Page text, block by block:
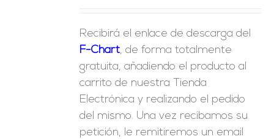
Recibirá el enlace de descarga del
F-Chart, de forma totalmente
gratuita, añadiendo el producto al
carrito de nuestra Tienda
Electrónica y realizando el pedido
del mismo. Una vez recibamos su
petición, le remitiremos un email